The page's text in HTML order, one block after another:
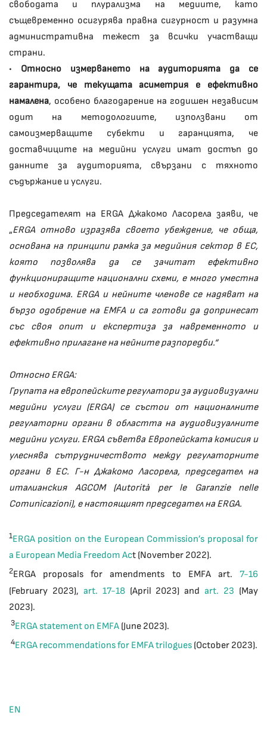
свободата и плурализма на медиите, като
същевременно осигурява правна сигурност и разумна
административна тежест за всички участващи
страни.
• Относно измерването на аудиторията да се
гарантира, че текущата асиметрия е ефективно
намалена, особено благодарение на годишен независим
одит на методологиите, използвани от
самоизмерващите субекти и гаранцията, че
доставчиците на медийни услуги имат достъп до
данните за аудиторията, свързани с тяхното
съдържание и услуги.
Председателят на ERGA Джакомо Ласорела заяви, че
„ERGA отново изразява своето убеждение, че обща,
основана на принципи рамка за медийния сектор в ЕС,
която позволява да се зачитат ефективно
функциониращите национални схеми, е много уместна
и необходима. ERGA и нейните членове се надяват на
бързо одобрение на EMFA и са готови да допринесат
със своя опит и експертиза за навременното и
ефективно прилагане на нейните разпоредби.“
Относно ERGA:
Групата на европейските регулатори за аудиовизуални
медийни услуги (ERGA) се състои от националните
регулаторни органи в областта на аудиовизуалните
медийни услуги. ERGA съветва Европейската комисия и
улеснява сътрудничеството между регулаторните
органи в ЕС. Г-н Джакомо Ласорела, председател на
италианския AGCOM (Autorità per le Garanzie nelle
Comunicazioni), е настоящият председател на ERGA.
1ERGA position on the European Commission’s proposal for
a European Media Freedom Act (November 2022).
2ERGA proposals for amendments to EMFA art. 7-16
(February 2023), art. 17-18(April 2023) andart. 23 (May
2023).
3ERGA statement on EMFA (June 2023).
4ERGA recommendations for EMFA trilogues (October 2023).
EN